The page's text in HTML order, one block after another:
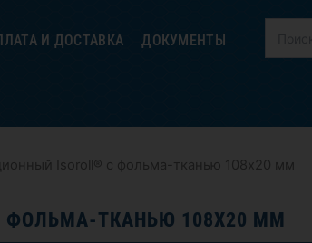
И ДОСТАВКА ДОКУМЕНТЫ
Isoroll® с фольма-тканью 108х20 мм
ФОЛЬМА-ТКАНЬЮ 108Х20 ММ